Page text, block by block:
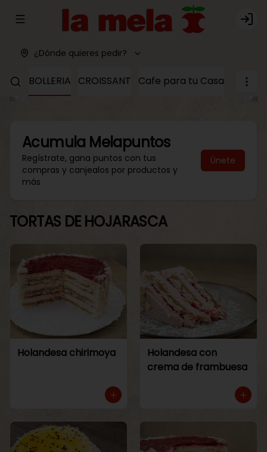
Abrir menu de navegación Login
¿Dónde quieres pedir?
BOLLERIA CROISSANT Cafe para tu Casa LUNAS
Acumula Melapuntos
Regístrate, gana puntos con tus
compras y canjealos por productos y
más
Únete
TORTAS DE HOJARASCA
Holandesa chirimoya
Holandesa con
crema de frambuesa